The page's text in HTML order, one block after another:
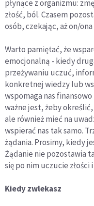
płynące z organizmu:
złość, ból. Czasem
osób, czekając, aż on/
Warto pamiętać, że
emocjonalną - kiedy
przeżywaniu uczuć,
konkretnej wiedzy lub
wspomaga nas
ważne jest, żeby
ale również mieć na
wspierać nas tak samo.
żądania. Prosimy, kiedy
Żądanie nie pozostawia
się po nim uczucie złości
Kiedy zwlekasz